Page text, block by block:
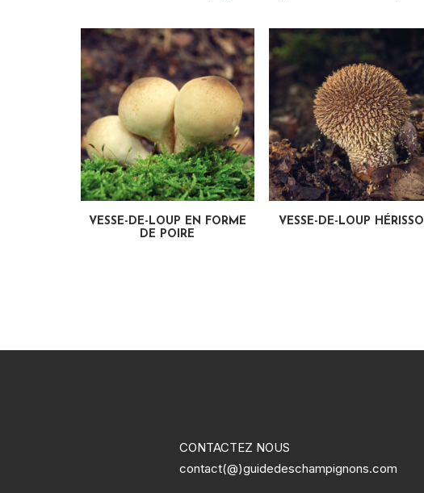
LIRE LA SUITE
VESSE-DE-LOUP EN FORME
DE POIRE
LIRE LA SUITE
VESSE-DE-LOUP
CONTACTEZ NOUS
contact(@)guidedeschampignons.com